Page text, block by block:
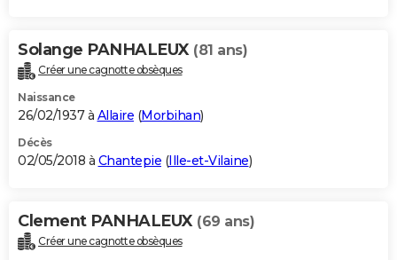
Solange PANHALEUX (81 ans)
Créer une cagnotte obsèques
Naissance
26/02/1937 à Allaire (Morbihan)
Décès
02/05/2018 à Chantepie (Ille-et-Vilaine)
Clement PANHALEUX (69 ans)
Créer une cagnotte obsèques